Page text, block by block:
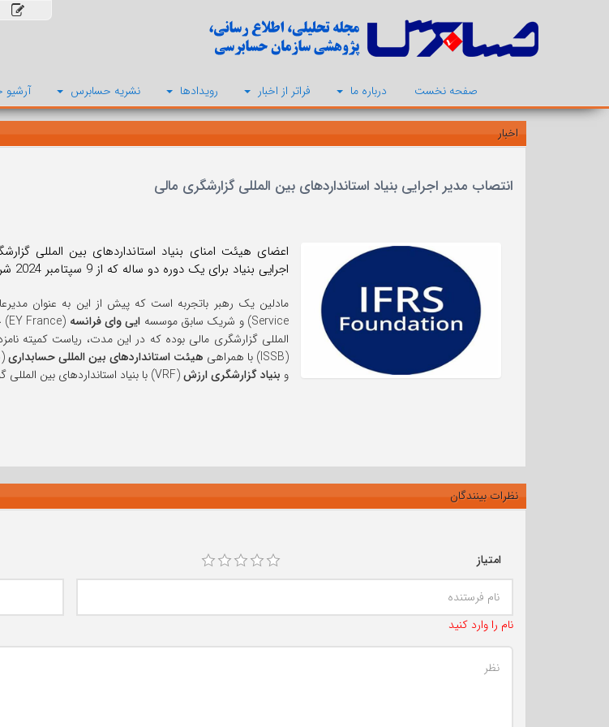
صفحه نخست درباره ما فراتر از اخبار رویدادها نشریه حسابرس
اخبار
انتصاب مدیر اجرایی بنیاد استانداردهای بین المللی گزارشگری مالی
اجرایی بنیاد برای یک دوره دو ساله که از 9 سپتامبر 2024 شروع می شود را اعلام کردند.
مادلین یک رهبر باتجربه است که پیش از این به عنوان
Service) و شریک سابق موسسه
ایی وای فرانسه
المللی گزارشگری مالی بوده که در این مدت، ریاست کمیته
(ISSB) با همراهی
هیئت استانداردهای بین المللی حسابداری(IASB)، نقش سودمندی ایفا کرد و ادغام
و بنیاد گزارشگری ارزش(VRF) با بنیاد استانداردهای بین المللی گزارشگری مالی را راهبری کرد.
نظرات بینندگان
امتیاز
نام را وارد کنید